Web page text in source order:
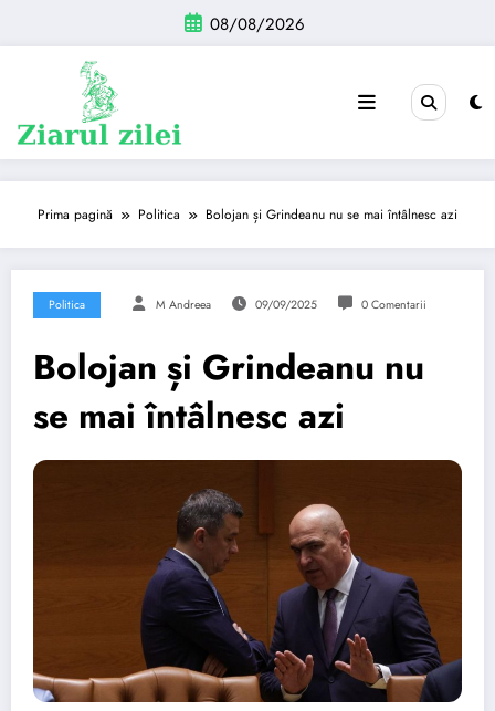
conținut
08/08/2026
Prima pagină Politica Bolojan și Grindeanu nu se mai întâlnesc azi
Politica M Andreea 09/09/2025 0 Comentarii
Bolojan și Grindeanu nu
se mai întâlnesc azi